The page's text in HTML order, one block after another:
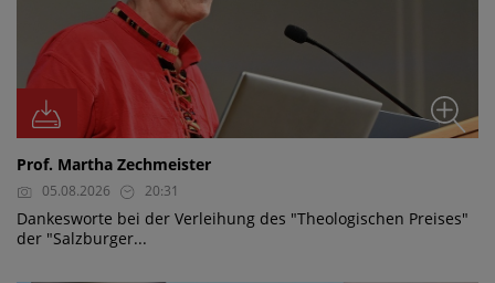
Prof. Martha Zechmeister
05.08.2026 20:31
Dankesworte bei der Verleihung des "Theologischen Preises"
der "Salzburger...